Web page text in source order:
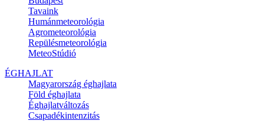
Tavaink
Humánmeteorológia
Agrometeorológia
Repülésmeteorológia
MeteoStúdió
ÉGHAJLAT
Magyarország éghajlata
Föld éghajlata
Éghajlatváltozás
Csapadékintenzitás